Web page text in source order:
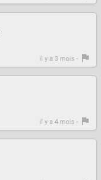
il y a 3 mois -
il y a 4 mois -